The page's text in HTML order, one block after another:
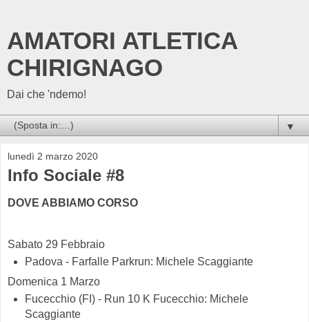
AMATORI ATLETICA
CHIRIGNAGO
Dai che 'ndemo!
▼
lunedì 2 marzo 2020
Info Sociale #8
DOVE ABBIAMO CORSO
Sabato 29 Febbraio
Padova - Farfalle Parkrun: Michele Scaggiante
Domenica 1 Marzo
Fucecchio (FI) - Run 10 K Fucecchio: Michele
Scaggiante